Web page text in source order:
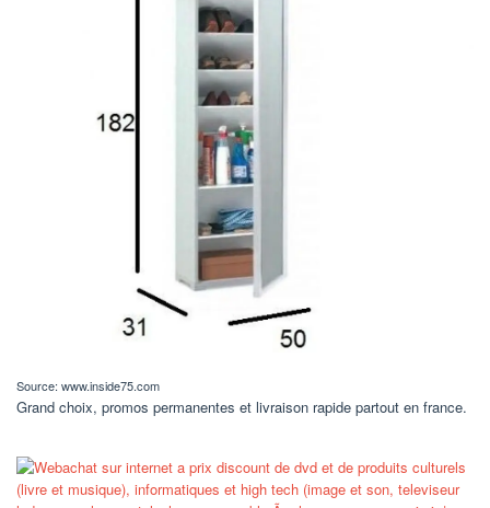
Source: www.inside75.com
Grand choix, promos permanentes et livraison rapide partout en france.